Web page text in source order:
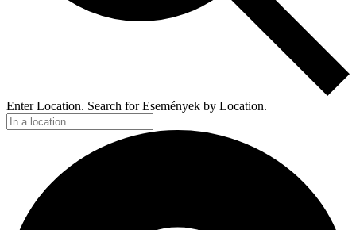
Enter Location. Search for Események by Location.